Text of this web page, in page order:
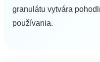
granulátu vytvára
používania.